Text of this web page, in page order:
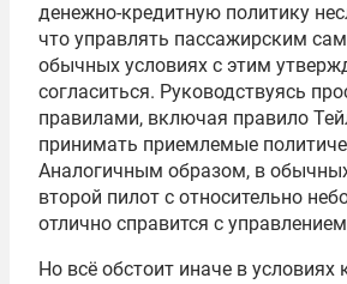
денежно-кредитную политику
что управлять пассажирским
обычных условиях с этим
согласиться. Руководствуясь
правилами, включая правило
принимать приемлемые
Аналогичным образом, в
второй пилот с относительно
отлично справится с
Но всё обстоит иначе в условиях